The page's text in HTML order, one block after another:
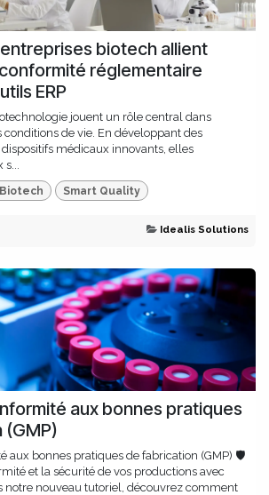
biotech allient
réglementaire
ERP
jouent un rôle central dans
de vie. En développant des
médicaux innovants, elles
s...
Smart Quality
Idealis Solutions
aux bonnes pratiques
aux bonnes pratiques de fabrication (GMP) 🛡️
et la sécurité de vos productions avec
notre nouveau tutoriel, découvrez comment